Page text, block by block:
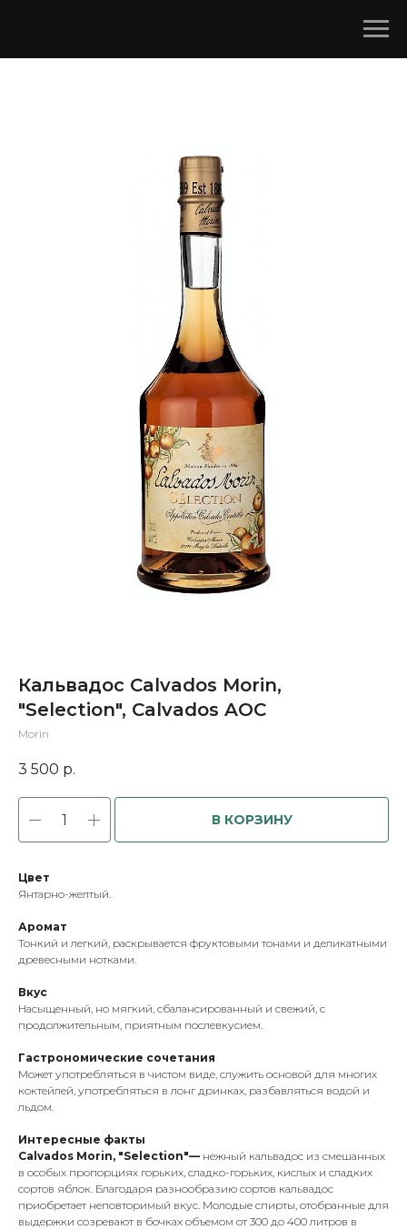
Кальвадос Calvados Morin,
"Selection", Calvados AOC
Morin
3 500 р.
В КОРЗИНУ
Цвет
Янтарно-желтый.
Аромат
Тонкий и легкий, раскрывается фруктовыми тонами и деликатными
древесными нотками.
Вкус
Насыщенный, но мягкий, сбалансированный и свежий, с
продолжительным, приятным послевкусием.
Гастрономические сочетания
Может употребляться в чистом виде, служить основой для многих
коктейлей, употребляться в лонг дринках, разбавляться водой и
льдом.
Интересные факты
Calvados Morin, "Selection"— нежный кальвадос из смешанных
в особых пропорциях горьких, сладко-горьких, кислых и сладких
сортов яблок. Благодаря разнообразию сортов кальвадос
приобретает неповторимый вкус. Молодые спирты, отобранные для
выдержки созревают в бочках объемом от 300 до 400 литров в